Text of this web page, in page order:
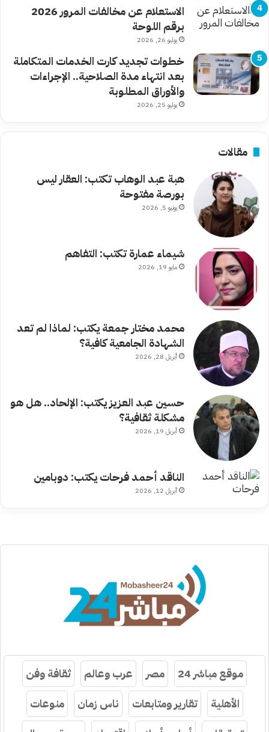
الاستعلام عن مخالفات المرور 2026
برقم اللوحة
يوليو 26, 2026
خطوات تجديد كارت الخدمات المتكاملة
بعد انتهاء مدة الصلاحية.. الإجراءات
والأوراق المطلوبة
يوليو 25, 2026
مقالات
هبة عبد الوهاب تكتب: العقار ليس
بورصة مفتوحة
يونيو 5, 2026
شيماء عمارة تكتب: التفاهم
مايو 19, 2026
محمد مختار جمعة يكتب: لماذا لم تعد
الشهادة الجامعية كافية؟
أبريل 28, 2026
حسين عبد العزيز يكتب: الإلحاد.. هل هو
مشكلة ثقافية؟
أبريل 19, 2026
الناقد أحمد فرحات يكتب: دوبامين
أبريل 12, 2026
موقع مباشر 24 مصر عرب وعالم
ثقافة وفن
الأهلية
تقارير ومتابعات ناس زمان
منوعات